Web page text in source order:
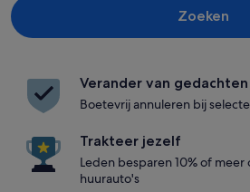
Zoeken
Verander van gedachten
Boetevrij annuleren bij
Trakteer jezelf
Leden besparen 10% of meer
huurauto's